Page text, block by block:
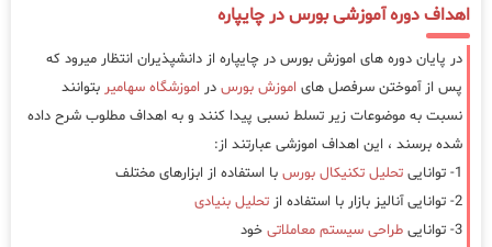
اهداف دوره آموزشی بورس در چایپاره
در پایان دوره های اموزش بورس در چایپاره از دانشپذیران انتظار میرود که
پس از آموختن سرفصل های اموزش بورس در اموزشگاه سهامیر بتوانند
نسبت به موضوعات زیر تسلط نسبی پیدا کنند و به اهداف مطلوب شرح داده
شده برسند ، این اهداف اموزشی عبارتند از:
1- توانایی
تحلیل تکنیکال بورس با استفاده از ابزارهای مختلف
2- توانایی آنالیز بازار با استفاده از
تحلیل بنیادی
3- توانایی
طراحی سیستم معاملاتی خود